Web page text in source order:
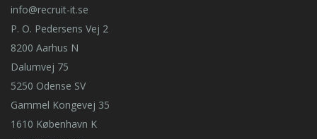
info@recruit-it.se
P. O. Pedersens Vej 2
8200 Aarhus N
Dalumvej 75
5250 Odense SV
Gammel Kongevej 35
1610 København K